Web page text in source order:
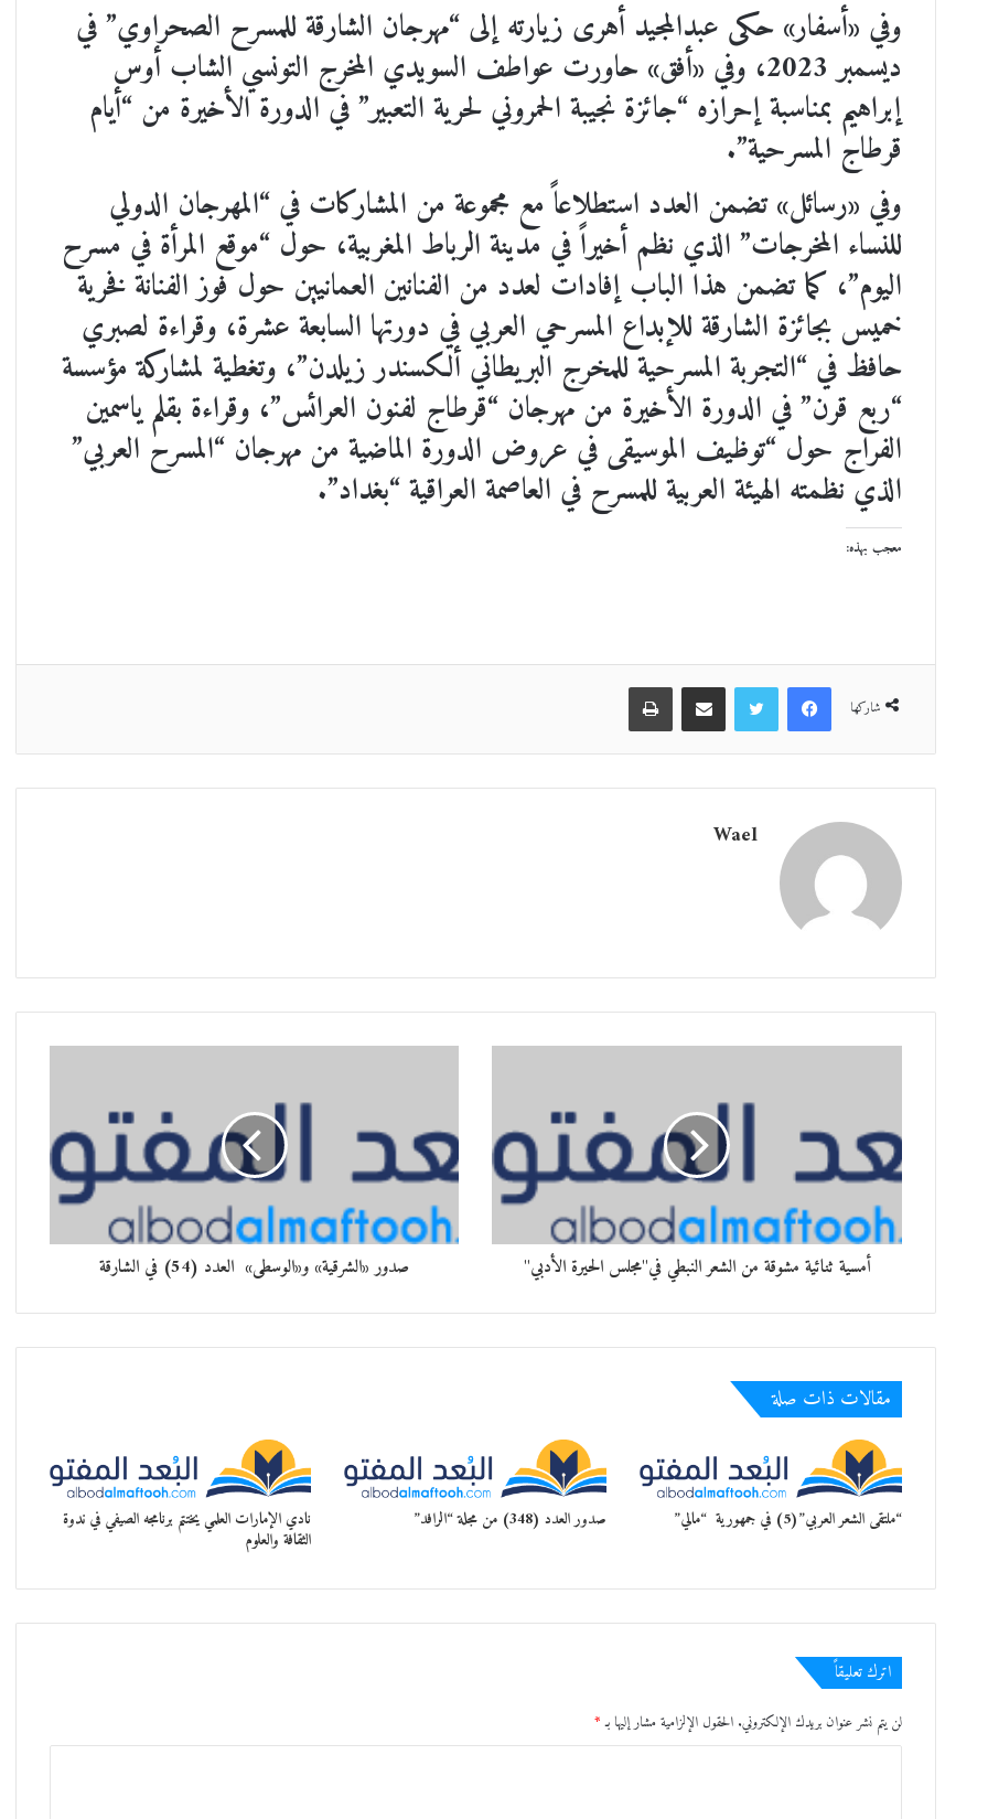
وفي «أسفار» حكى عبدالمجيد أهرى زيارته إلى “مهرجان الشارقة للمسرح الصحراوي” في
ديسمبر 2023، وفي «أفق» حاورت عواطف السويدي المخرج التونسي الشاب أوس
إبراهيم بمناسبة إحرازه “جائزة نجيبة الحمروني لحرية التعبير” في الدورة الأخيرة من “أيام
قرطاج المسرحية”.
وفي «رسائل» تضمن العدد استطلاعاً مع مجموعة من المشاركات في “المهرجان الدولي
للنساء المخرجات” الذي نظم أخيراً في مدينة الرباط المغربية، حول “موقع المرأة في مسرح
اليوم”، كما تضمن هذا الباب إفادات لعدد من الفنانين العمانيين حول فوز الفنانة فخرية
خميس بجائزة الشارقة للإبداع المسرحي العربي في دورتها السابعة عشرة، وقراءة لصبري
حافظ في “التجربة المسرحية للمخرج البريطاني ألكسندر زيلدن”، وتغطية لمشاركة مؤسسة
“ربع قرن” في الدورة الأخيرة من مهرجان “قرطاج لفنون العرائس”، وقراءة بقلم ياسمين
الفراج حول “توظيف الموسيقى في عروض الدورة الماضية من مهرجان “المسرح العربي”
الذي نظمته الهيئة العربية للمسرح في العاصمة العراقية “بغداد”.
معجب بهذه:
شاركها
فيسبوك
Wael
أمسية ثنائية مشوقة من الشعر النبطي في"مجلس الحيرة الأدبي" صدور «الشرقية» و«الوسطى» العدد (54) في الشارقة
مقالات ذات صلة
“ملتقى الشعر العربي”(5) في جمهورية “مالي” صدور العدد (348) من مجلة “الرافد” نادي الإمارات العلمي يختتم برنامجه الصيفي في ندوة
الثقافة والعلوم
اترك تعليقاً
لن يتم نشر عنوان بريدك الإلكتروني. الحقول الإلزامية مشار إليها بـ*